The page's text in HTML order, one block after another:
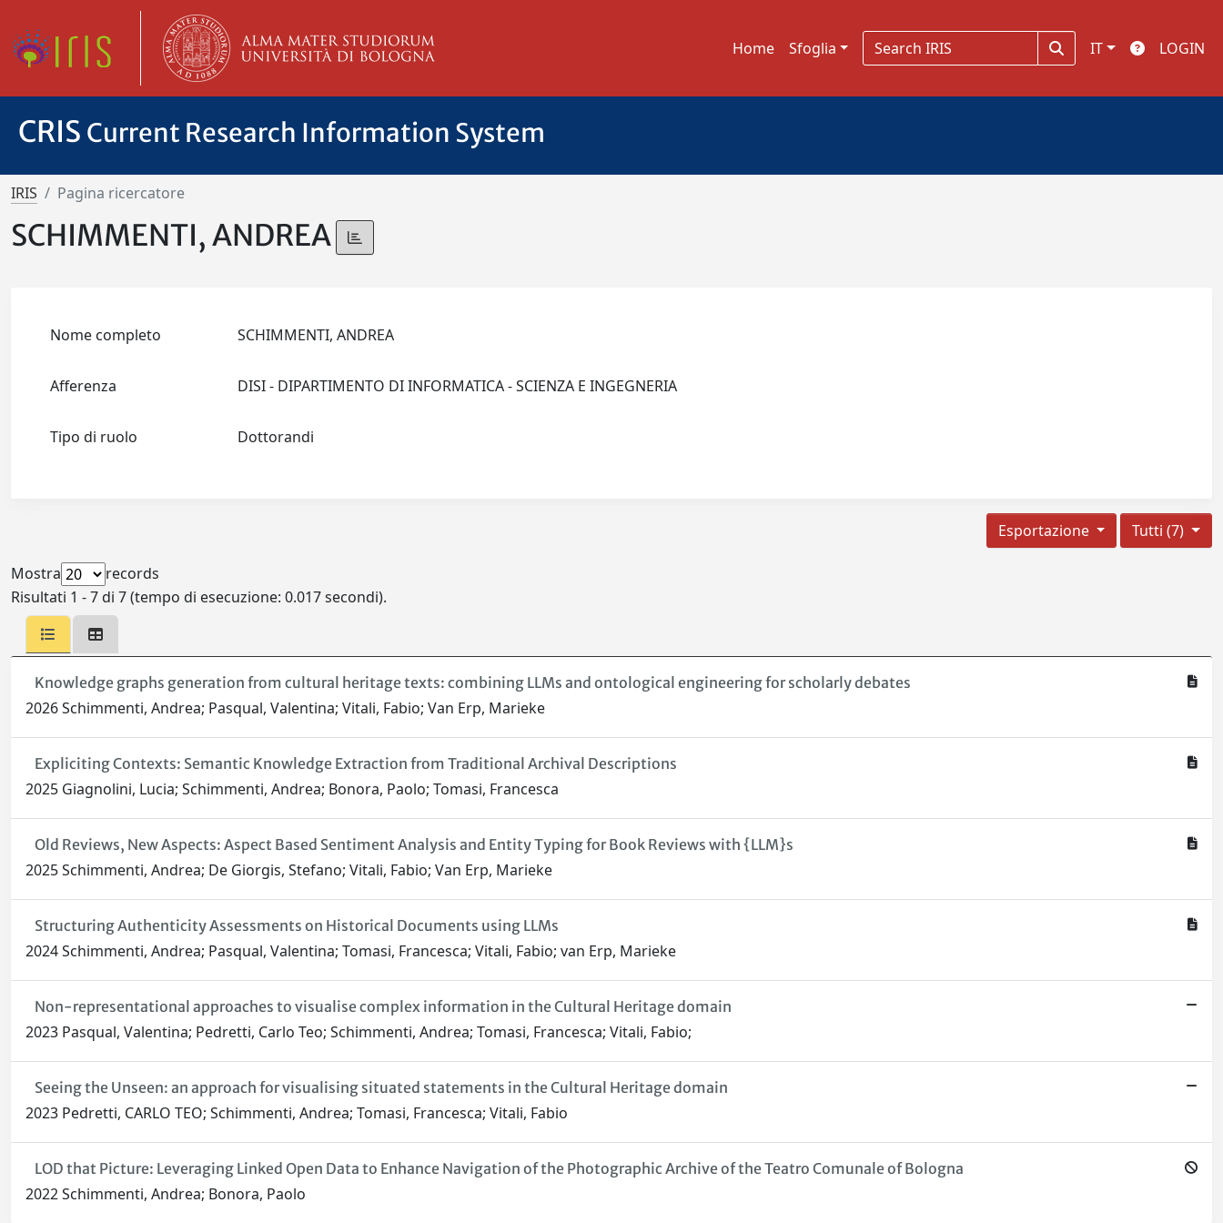
Home Sfoglia IT LOGIN
CRIS Current Research Information System
IRIS Pagina ricercatore
SCHIMMENTI, ANDREA
Nome completo SCHIMMENTI, ANDREA
Afferenza DISI - DIPARTIMENTO DI INFORMATICA - SCIENZA E INGEGNERIA
Tipo di ruolo Dottorandi
Tutti (7)
Esportazione
Mostra
records
Risultati 1 - 7 di 7 (tempo di esecuzione: 0.017 secondi).
Knowledge graphs generation from cultural heritage texts: combining LLMs and ontological engineering for scholarly debates
2026 Schimmenti, Andrea; Pasqual, Valentina; Vitali, Fabio; Van Erp, Marieke
Expliciting Contexts: Semantic Knowledge Extraction from Traditional Archival Descriptions
2025 Giagnolini, Lucia; Schimmenti, Andrea; Bonora, Paolo; Tomasi, Francesca
Old Reviews, New Aspects: Aspect Based Sentiment Analysis and Entity Typing for Book Reviews with {LLM}s
2025 Schimmenti, Andrea; De Giorgis, Stefano; Vitali, Fabio; Van Erp, Marieke
Structuring Authenticity Assessments on Historical Documents using LLMs
2024 Schimmenti, Andrea; Pasqual, Valentina; Tomasi, Francesca; Vitali, Fabio; van Erp, Marieke
Non-representational approaches to visualise complex information in the Cultural Heritage domain
2023 Pasqual, Valentina; Pedretti, Carlo Teo; Schimmenti, Andrea; Tomasi, Francesca; Vitali, Fabio;
Seeing the Unseen: an approach for visualising situated statements in the Cultural Heritage domain
2023 Pedretti, CARLO TEO; Schimmenti, Andrea; Tomasi, Francesca; Vitali, Fabio
LOD that Picture: Leveraging Linked Open Data to Enhance Navigation of the Photographic Archive of the Teatro Comunale of Bologna
2022 Schimmenti, Andrea; Bonora, Paolo